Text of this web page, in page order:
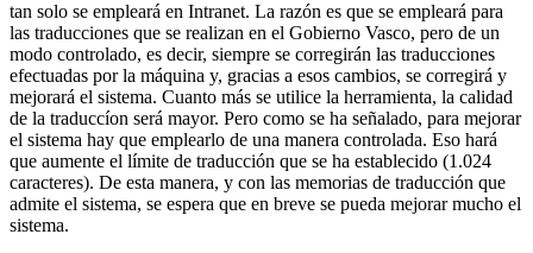
tan solo se empleará en Intranet. La razón es que se empleará para
las traducciones que se realizan en el Gobierno Vasco, pero de un
modo controlado, es decir, siempre se corregirán las traducciones
efectuadas por la máquina y, gracias a esos cambios, se corregirá y
mejorará el sistema. Cuanto más se utilice la herramienta, la calidad
de la traduccíon será mayor. Pero como se ha señalado, para mejorar
el sistema hay que emplearlo de una manera controlada. Eso hará
que aumente el límite de traducción que se ha establecido (1.024
caracteres). De esta manera, y con las memorias de traducción que
admite el sistema, se espera que en breve se pueda mejorar mucho el
sistema.